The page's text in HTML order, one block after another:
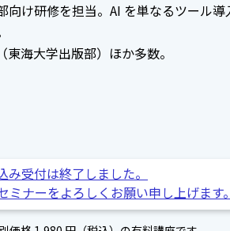
向け研修を担当。AI を単なるツール
海大学出版部）ほか多数。
み受付は終了しました。
ミナーをよろしくお願い申し上げます